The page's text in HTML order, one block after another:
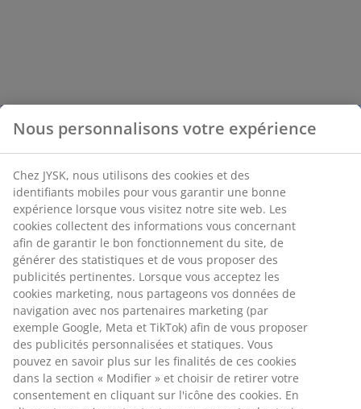
Nous personnalisons votre expérience
Chez JYSK, nous utilisons des cookies et des
identifiants mobiles pour vous garantir une bonne
expérience lorsque vous visitez notre site web. Les
cookies collectent des informations vous concernant
afin de garantir le bon fonctionnement du site, de
générer des statistiques et de vous proposer des
publicités pertinentes. Lorsque vous acceptez les
cookies marketing, nous partageons vos données de
navigation avec nos partenaires marketing (par
exemple Google, Meta et TikTok) afin de vous proposer
des publicités personnalisées et statiques. Vous
pouvez en savoir plus sur les finalités de ces cookies
dans la section « Modifier » et choisir de retirer votre
consentement en cliquant sur l'icône des cookies. En